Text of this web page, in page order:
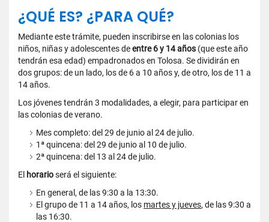
¿QUÉ ES? ¿PARA QUÉ?
Mediante este trámite, pueden inscribirse en las colonias los
niños, niñas y adolescentes deentre 6 y 14 años (que este año
tendrán esa edad) empadronados en Tolosa. Se dividirán en
dos grupos: de un lado, los de 6 a 10 años y, de otro, los de 11 a
14 años.
Los jóvenes tendrán 3 modalidades, a elegir, para participar en
las colonias de verano.
Mes completo: del 29 de junio al 24 de julio.
1ª quincena: del 29 de junio al 10 de julio.
2ª quincena: del 13 al 24 de julio.
El horarioserá el siguiente:
En general, de las 9:30 a la 13:30.
El grupo de 11 a 14 años, los martes y jueves, de las 9:30 a
las 16:30.